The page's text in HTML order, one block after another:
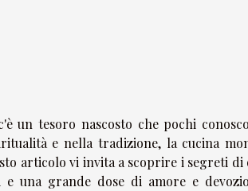
un tesoro nascosto che pochi
e nella tradizione, la cucina
articolo vi invita a scoprire i segreti di
una grande dose di amore e